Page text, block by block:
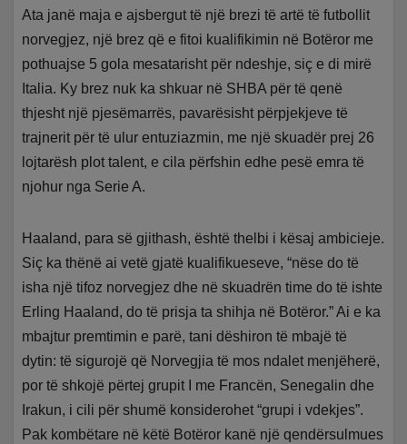
Ata janë maja e ajsbergut të një brezi të artë të futbollit
norvegjez, një brez që e fitoi kualifikimin në Botëror me
pothuajse 5 gola mesatarisht për ndeshje, siç e di mirë
Italia. Ky brez nuk ka shkuar në SHBA për të qenë
thjesht një pjesëmarrës, pavarësisht përpjekjeve të
trajnerit për të ulur entuziazmin, me një skuadër prej 26
lojtarësh plot talent, e cila përfshin edhe pesë emra të
njohur nga Serie A.
Haaland, para së gjithash, është thelbi i kësaj ambicieje.
Siç ka thënë ai vetë gjatë kualifikueseve, “nëse do të
isha një tifoz norvegjez dhe në skuadrën time do të ishte
Erling Haaland, do të prisja ta shihja në Botëror.” Ai e ka
mbajtur premtimin e parë, tani dëshiron të mbajë të
dytin: të sigurojë që Norvegjia të mos ndalet menjëherë,
por të shkojë përtej grupit I me Francën, Senegalin dhe
Irakun, i cili për shumë konsiderohet “grupi i vdekjes”.
Pak kombëtare në këtë Botëror kanë një qendërsulmues